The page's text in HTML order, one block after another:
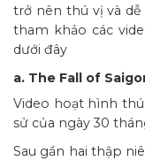
trở nên thú vị và
tham khảo các
dưới đây
a. The Fall of
Video hoạt hình
sử của ngày 30
Sau gần hai thập